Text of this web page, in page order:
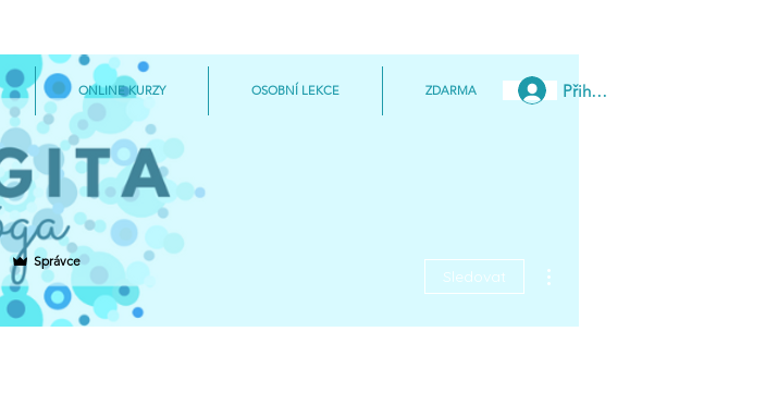
ONLINE KURZY OSOBNÍ LEKCE ZDARMA Přihlásit
Správce
Sledovat